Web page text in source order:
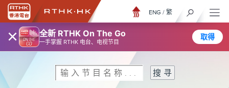
× 全新 RTHK On The Go
一手掌握 RTHK 电台、电视节目
取得
ENG / 繁